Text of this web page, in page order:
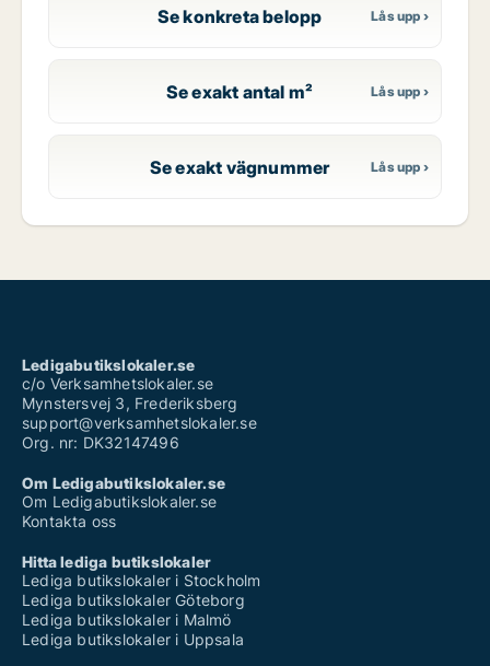
Se konkreta belopp
Se exakt antal m²
Se exakt vägnummer
Ledigabutikslokaler.se
c/o Verksamhetslokaler.se
Mynstersvej 3, Frederiksberg
support@verksamhetslokaler.se
Org. nr: DK32147496
Om Ledigabutikslokaler.se
Om Ledigabutikslokaler.se
Kontakta oss
Hitta lediga butikslokaler
Lediga butikslokaler i Stockholm
Lediga butikslokaler Göteborg
Lediga butikslokaler i Malmö
Lediga butikslokaler i Uppsala